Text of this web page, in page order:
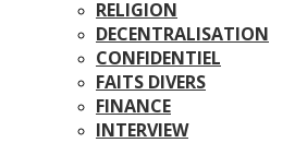
RELIGION
DECENTRALISATION
CONFIDENTIEL
FAITS DIVERS
FINANCE
INTERVIEW